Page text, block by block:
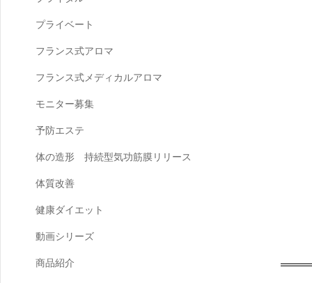
プライベート
フランス式アロマ
フランス式メディカルアロマ
モニター募集
予防エステ
体の造形 持続型気功筋膜リリース
体質改善
健康ダイエット
動画シリーズ
商品紹介